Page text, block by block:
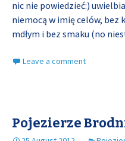
nic nie powiedzieć:)
niemocą w imię celów, bez
mdłym i bez smaku (no
Leave a comment
Pojezierze